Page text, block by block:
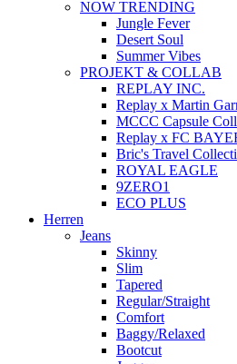
NOW TRENDING
Jungle Fever
Desert Soul
Summer Vibes
PROJEKT & COLLAB
REPLAY INC.
Replay x Martin
MCCC Capsule
Replay x FC
Bric's Travel
ROYAL EAGLE
9ZERO1
ECO PLUS
Herren
Jeans
Skinny
Slim
Tapered
Regular/Straight
Comfort
Baggy/Relaxed
Bootcut